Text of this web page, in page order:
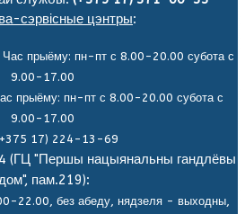
сэрвісные цэнтры:
Час прыёму: пн-пт с 8.00-20.00 субота с
9.00-17.00
прыёму: пн-пт с 8.00-20.00 субота с
9.00-17.00
17) 224-13-69
(ГЦ "Першы нацыянальны гандлёвы
пам.219):
22.00, без абеду, нядзеля - выходны,